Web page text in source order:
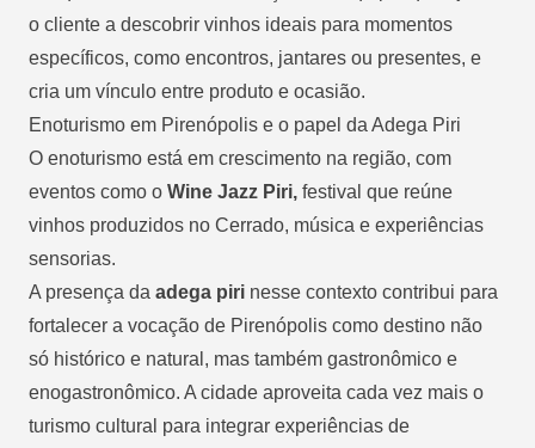
o cliente a descobrir vinhos ideais para momentos
específicos, como encontros, jantares ou presentes, e
cria um vínculo entre produto e ocasião.
Enoturismo em Pirenópolis e o papel da Adega Piri
O enoturismo está em crescimento na região, com
eventos como o Wine Jazz Piri, festival que reúne
vinhos produzidos no Cerrado, música e experiências
sensorias.
A presença da adega piri nesse contexto contribui para
fortalecer a vocação de Pirenópolis como destino não
só histórico e natural, mas também gastronômico e
enogastronômico. A cidade aproveita cada vez mais o
turismo cultural para integrar experiências de